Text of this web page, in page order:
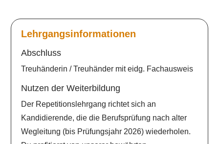
Lehrgangsinformationen
Abschluss
Treuhänderin / Treuhänder mit eidg. Fachausweis
Nutzen der Weiterbildung
Der Repetitionslehrgang richtet sich an
Kandidierende, die die Berufsprüfung nach alter
Wegleitung (bis Prüfungsjahr 2026) wiederholen.